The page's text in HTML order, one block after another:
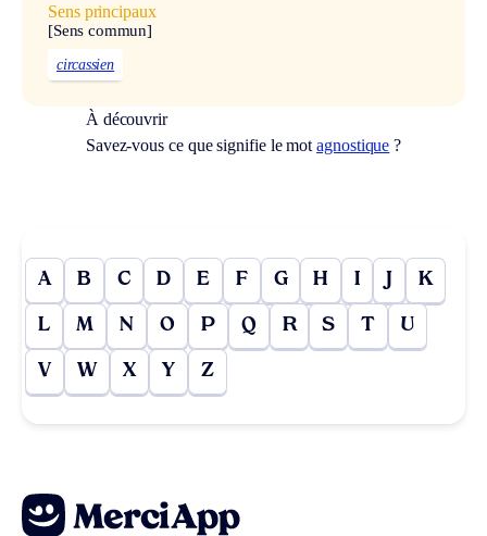
Sens principaux
[Sens commun]
circassien
À découvrir
Savez-vous ce que signifie le motagnostique ?
A B C D E F G H I J K
L M N O P Q R S T U
V W X Y Z